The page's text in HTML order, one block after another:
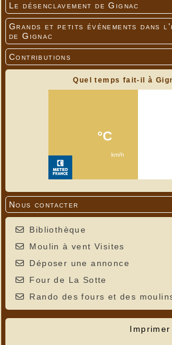
Le désenclavement de Gignac
Grands et petits événements dans
de Gignac
Contributions
Quel temps fait-il à
Nous contacter
Bibliothèque
Moulin à vent Visites
Déposer une annonce
Four de La Sotte
Rando des fours et des
Imprimer